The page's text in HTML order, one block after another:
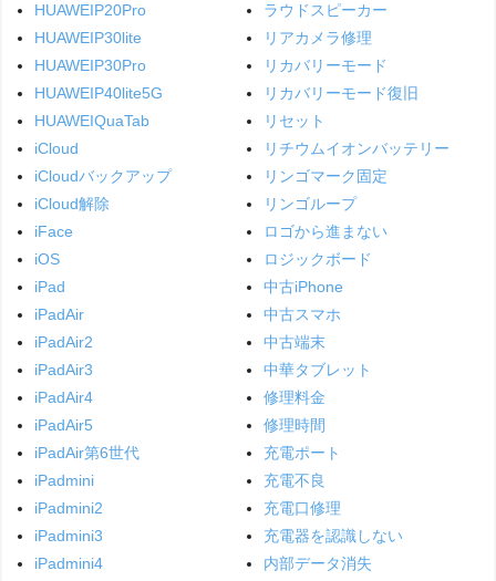
HUAWEIP20Pro
HUAWEIP30lite
HUAWEIP30Pro
HUAWEIP40lite5G
HUAWEIQuaTab
iCloud
iCloudバックアップ
iCloud解除
iFace
iOS
iPad
iPadAir
iPadAir2
iPadAir3
iPadAir4
iPadAir5
iPadAir第6世代
iPadmini
iPadmini2
iPadmini3
iPadmini4
ラウドスピーカー
リアカメラ修理
リカバリーモード
リカバリーモード復旧
リセット
リチウムイオンバッテリー
リンゴマーク固定
リンゴループ
ロゴから進まない
ロジックボード
中古iPhone
中古スマホ
中古端末
中華タブレット
修理料金
修理時間
充電ポート
充電不良
充電口修理
充電器を認識しない
内部データ消失